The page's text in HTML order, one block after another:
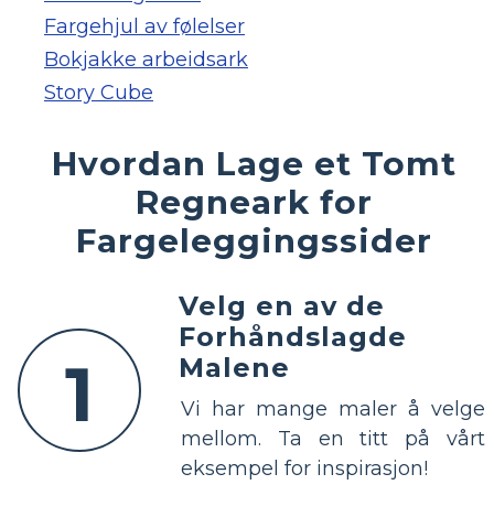
Fargehjul av følelser
Bokjakke arbeidsark
Story Cube
Hvordan Lage et Tomt
Regneark for
Fargeleggingssider
1
Velg en av de
Forhåndslagde
Malene
Vi har mange maler å velge
mellom. Ta en titt på vårt
eksempel for inspirasjon!